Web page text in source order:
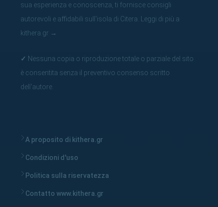
sua esperienza e conoscenza, ti fornisce consigli
autorevoli e affidabili sull'isola di Citera. Leggi di più a
kithera.gr →
✓ Nessuna copia o riproduzione totale o parziale del sito
è consentita senza il preventivo consenso scritto
dell'autore.
A proposito di kithera.gr
Condizioni d'uso
Politica sulla riservatezza
Contatto www.kithera.gr